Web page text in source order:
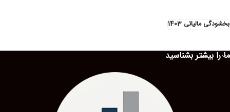
بخشودگی مالیاتی 1403
ما را بیشتر بشناسید